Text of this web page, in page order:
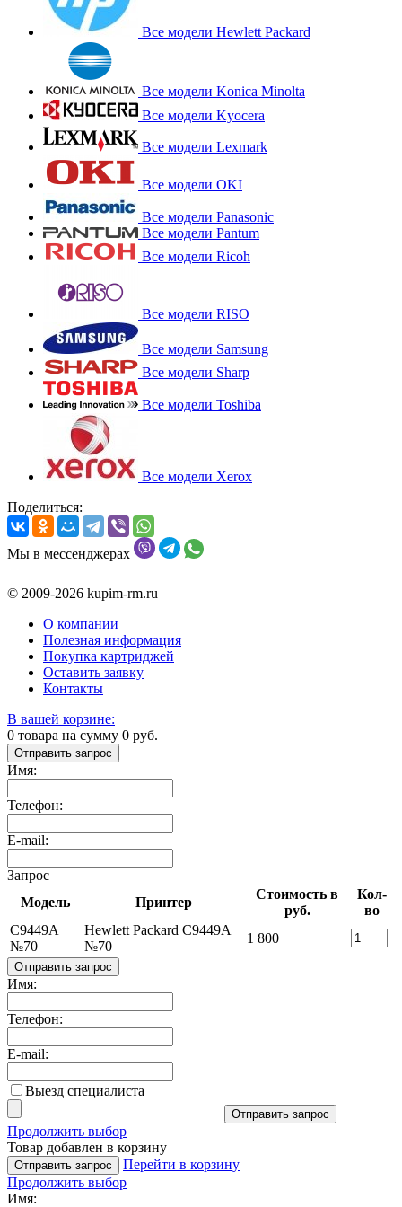
Все модели Hewlett Packard
Все модели Konica Minolta
Все модели Kyocera
Все модели Lexmark
Все модели OKI
Все модели Panasonic
Все модели Pantum
Все модели Ricoh
Все модели RISO
Все модели Samsung
Все модели Sharp
Все модели Toshiba
Все модели Xerox
Поделиться:
Мы в мессенджерах
© 2009-2026 kupim-rm.ru
О компании
Полезная информация
Покупка картриджей
Оставить заявку
Контакты
В вашей корзине:
0 товара на сумму 0 руб.
Отправить запрос
Имя:
Телефон:
E-mail:
Запрос
Модель
Принтер
Стоимость в
руб.
Кол-
во
C9449A
№70
Hewlett Packard C9449A
№70
1 800
Отправить запрос
Имя:
Телефон:
E-mail:
Выезд специалиста
Отправить запрос
Продолжить выбор
Товар добавлен в корзину
Отправить запрос
Перейти в корзину
Продолжить выбор
Имя: